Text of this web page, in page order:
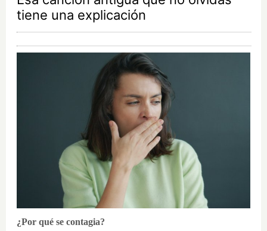
tiene una explicación
¿Por qué se contagia?